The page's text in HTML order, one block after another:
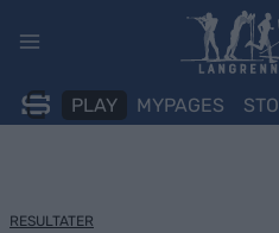
PLAY MYPAGES
RESULTATER